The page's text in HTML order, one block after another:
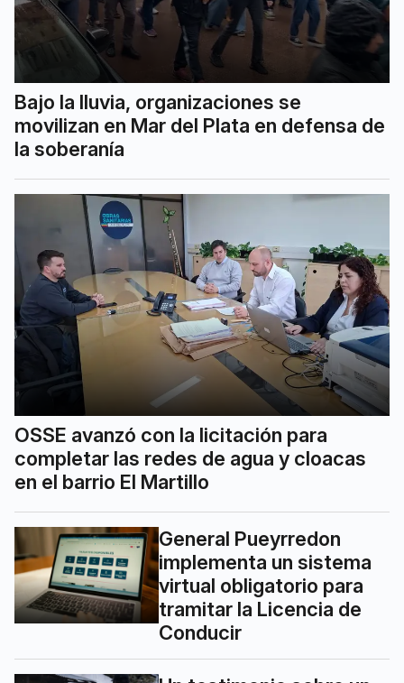
Bajo la lluvia, organizaciones se
movilizan en Mar del Plata en defensa de
la soberanía
OSSE avanzó con la licitación para
completar las redes de agua y cloacas
en el barrio El Martillo
General Pueyrredon
implementa un sistema
virtual obligatorio para
tramitar la Licencia de
Conducir